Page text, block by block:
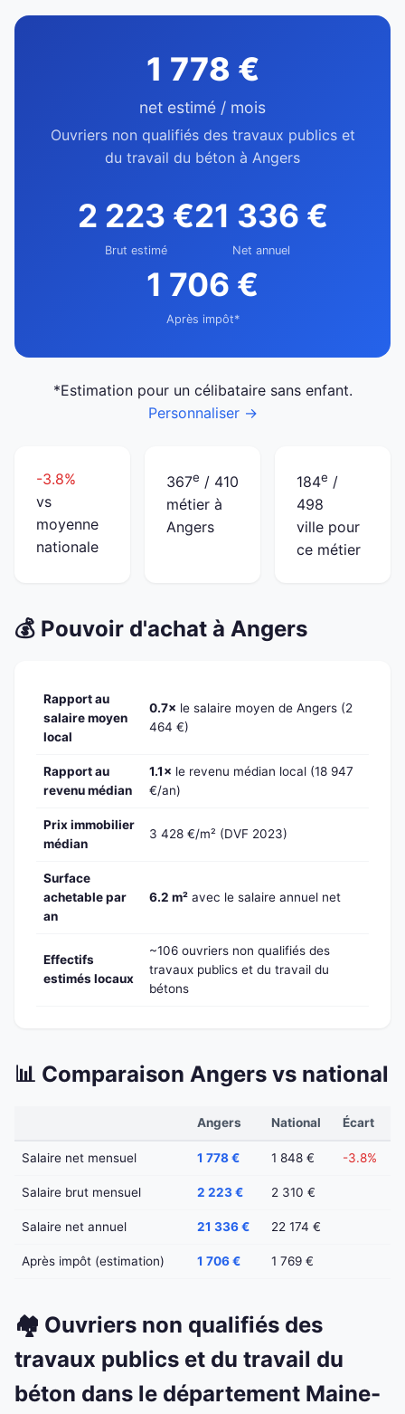
1 778 €
net estimé / mois
Ouvriers non qualifiés des travaux publics et
du travail du béton à Angers
2 223 €
Brut estimé
21 336 €
Net annuel
1 706 €
Après impôt*
*Estimation pour un célibataire sans enfant.
Personnaliser →
-3.8%
vs
moyenne
nationale
367e / 410
métier à
Angers
184e /
498
ville pour
ce métier
💰 Pouvoir d'achat à Angers
Rapport au
salaire moyen
local
0.7× le salaire moyen de Angers (2
464 €)
Rapport au
revenu médian
1.1× le revenu médian local (18 947
€/an)
Prix immobilier
médian
3 428 €/m² (DVF 2023)
Surface
achetable par
an
6.2 m² avec le salaire annuel net
Effectifs
estimés locaux
~106 ouvriers non qualifiés des
travaux publics et du travail du
bétons
📊 Comparaison Angers vs national
Angers National Écart
Salaire net mensuel 1 778 € 1 848 € -3.8%
Salaire brut mensuel 2 223 € 2 310 €
Salaire net annuel 21 336 € 22 174 €
Après impôt (estimation) 1 706 € 1 769 €
🏘️ Ouvriers non qualifiés des
travaux publics et du travail du
béton dans le département Maine-